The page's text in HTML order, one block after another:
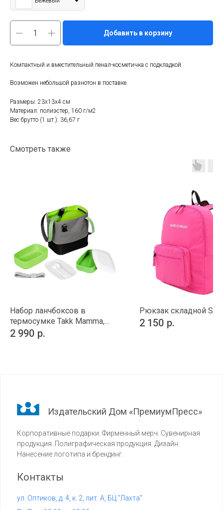
Добавить в корзину
Компактный и вместительный пенал-косметичка с подкладкой.
Возможен небольшой разнотон в поставке.
Размеры: 23х13х4 см
Материал: полиэстер, 160 г/м2
Вес брутто (1 шт.): 36,67 г
Смотреть также
Набор ланчбоксов в
термосумке Takk Mamma,
зеленый
2 990 р.
Рюкзак складной
2 150 р.
Издательский Дом «ПремиумПресс»
Корпоративные подарки. Фирменный мерч. Сувенирная
продукция. Полиграфическая продукция. Дизайн.
Нанесение логотипа и брендинг.
Контакты
ул. Оптиков, д. 4, к. 2, лит. А, БЦ "Лахта"